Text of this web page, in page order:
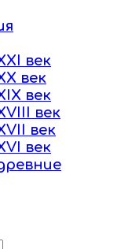
век
век
век
век
век
век